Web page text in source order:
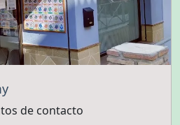
de contacto